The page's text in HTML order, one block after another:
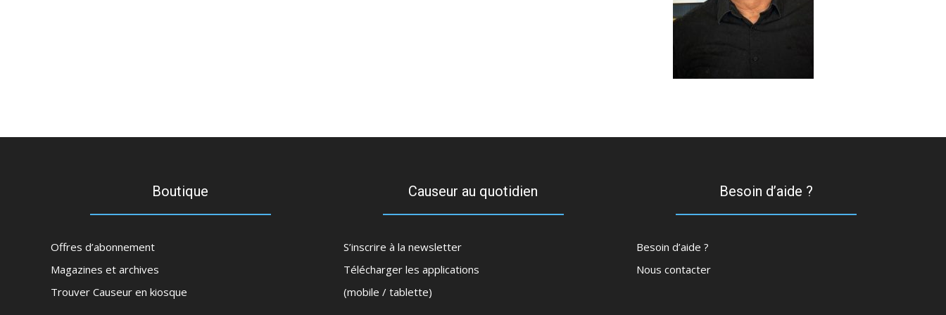
Boutique
Offres d’abonnement
Magazines et archives
Trouver Causeur en kiosque
Causeur au quotidien
S’inscrire à la newsletter
Télécharger les applications
(mobile / tablette)
Besoin d’aide ?
Besoin d’aide ?
Nous contacter